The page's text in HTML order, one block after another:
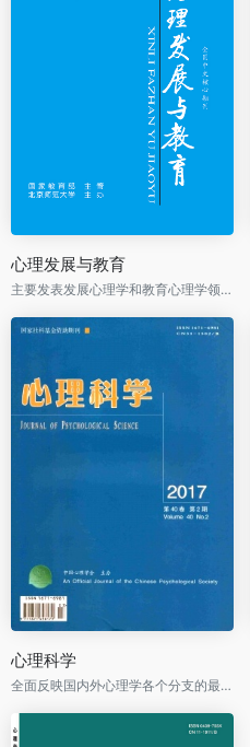
心理发展与教育
主要发表发展心理学和教育心理学领域的高质量研究报告与论文
心理科学
全面反映国内外心理学各个分支的最新成果和最新进展